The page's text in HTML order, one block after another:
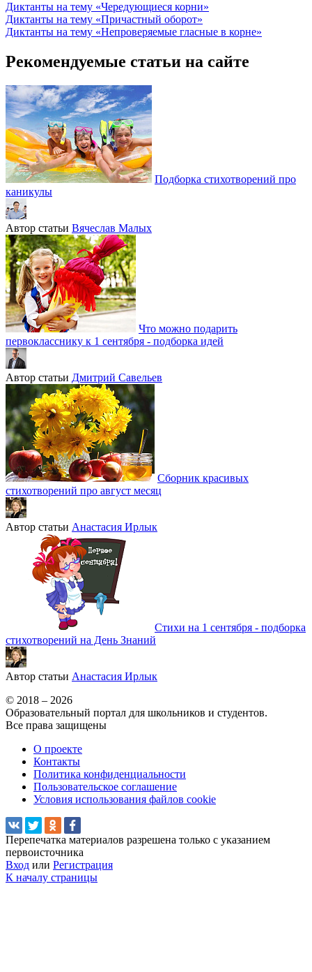
Диктанты на тему «Чередующиеся корни»
Диктанты на тему «Причастный оборот»
Диктанты на тему «Непроверяемые гласные в корне»
Рекомендуемые статьи на сайте
Подборка стихотворений про
каникулы
Автор статьи Вячеслав Малых
Что можно подарить
первокласснику к 1 сентября - подборка идей
Автор статьи Дмитрий Савельев
Сборник красивых
стихотворений про август месяц
Автор статьи Анастасия Ирлык
Стихи на 1 сентября - подборка
стихотворений на День Знаний
Автор статьи Анастасия Ирлык
© 2018 – 2026
Образовательный портал для школьников и студентов.
Все права защищены
О проекте
Контакты
Политика конфиденциальности
Пользовательское соглашение
Условия использования файлов cookie
Перепечатка материалов разрешена только с указанием
первоисточника
Вход или Регистрация
К началу страницы